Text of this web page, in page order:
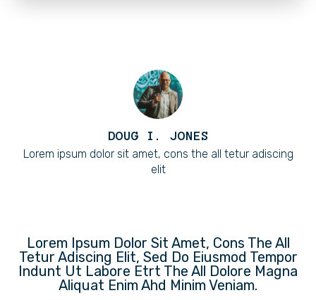
DOUG I. JONES
Lorem ipsum dolor sit amet, cons the all tetur adiscing
elit
Lorem Ipsum Dolor Sit Amet, Cons The All
Tetur Adiscing Elit, Sed Do Eiusmod Tempor
Indunt Ut Labore Etrt The All Dolore Magna
Aliquat Enim Ahd Minim Veniam.